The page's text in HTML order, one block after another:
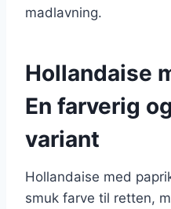
madlavning.
Hollandaise
En farverig
variant
Hollandaise med
smuk farve til retten,